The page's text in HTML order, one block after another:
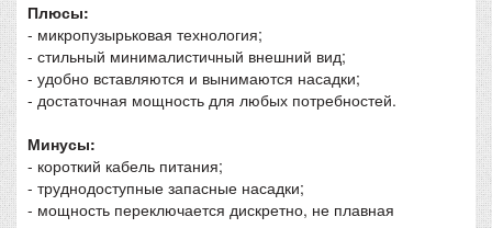
Плюсы:
- микропузырьковая технология;
- стильный минималистичный внешний вид;
- удобно вставляются и вынимаются насадки;
- достаточная мощность для любых потребностей.
Минусы:
- короткий кабель питания;
- труднодоступные запасные насадки;
- мощность переключается дискретно, не плавная